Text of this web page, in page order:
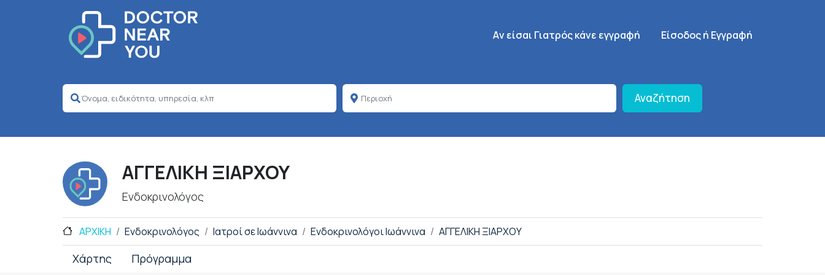
Κεντρική πλοήγηση
Aν είσαι Γιατρός κάνε εγγραφή SignUp Menu
Είσοδος ή Εγγραφή
Αναζήτηση
ΑΓΓΕΛΙΚΗ ΞΙΑΡΧΟΥ
Ενδοκρινολόγος
ΑΡΧΙΚΗ Ενδοκρινολόγος Ιατροί σε Ιωάννινα Ενδοκρινολόγοι Ιωάννινα ΑΓΓΕΛΙΚΗ ΞΙΑΡΧΟΥ
Χάρτης Πρόγραμμα